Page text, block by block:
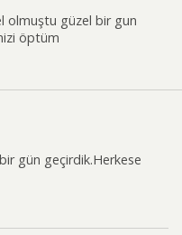
olmuştu güzel bir gun
öptüm
gün geçirdik.Herkese